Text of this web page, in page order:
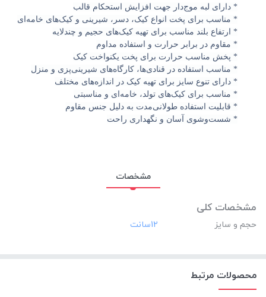
* دارای لبه موج‌دار جهت افزایش استحکام قالب
* مناسب برای پخت انواع کیک، دسر، شیرینی و کیک‌های خامه‌ای
* ارتفاع بلند مناسب برای تهیه کیک‌های حجیم و چندلایه
* مقاوم در برابر حرارت و استفاده مداوم
* پخش مناسب حرارت برای پخت یکنواخت کیک
* مناسب استفاده در قنادی‌ها، کارگاه‌های شیرینی‌پزی و منزل
* دارای تنوع سایز برای تهیه کیک در اندازه‌های مختلف
* مناسب برای کیک‌های تولد، خامه‌ای و مناسبتی
* قابلیت استفاده طولانی‌مدت به دلیل جنس مقاوم
* شست‌وشوی آسان و نگهداری راحت
مشخصات
مشخصات کلی
حجم و سایز ‎12سانت
محصولات مرتبط